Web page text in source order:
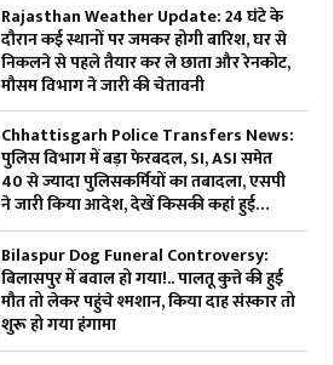
Rajasthan Weather Update: 24 घंटे के
दौरान कई स्थानों पर जमकर होगी बारिश, घर से
निकलने से पहले तैयार कर ले छाता और रेनकोट,
मौसम विभाग ने जारी की चेतावनी
Chhattisgarh Police Transfers News:
पुलिस विभाग में बड़ा फेरबदल, SI, ASI समेत
40 से ज्यादा पुलिसकर्मियों का तबादला, एसपी
ने जारी किया आदेश, देखें किसकी कहां हुई
तैनाती
Bilaspur Dog Funeral Controversy:
बिलासपुर में बवाल हो गया!.. पालतू कुत्ते की हुई
मौत तो लेकर पहुंचे श्मशान, किया दाह संस्कार तो
शुरू हो गया हंगामा